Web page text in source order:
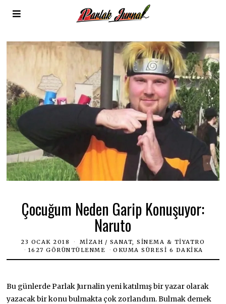
Çocuğum Neden Garip Konuşuyor:
Naruto
23 OCAK 2018 MIZAH / SANAT, SINEMA & TIYATRO
1627 GÖRÜNTÜLENME
OKUMA SÜRESI 6 DAKIKA
Bu günlerde Parlak Jurnalin yeni katılmış bir yazar olarak
yazacak bir konu bulmakta çok zorlandım. Bulmak demek